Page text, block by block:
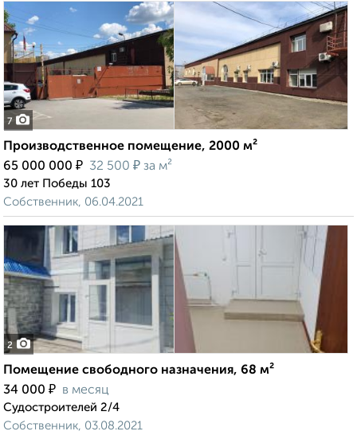
7
Производственное помещение, 2000 м²
65 000 000 ₽ 32 500 ₽ за м²
30 лет Победы 103
Собственник, 06.04.2021
2
Помещение свободного назначения, 68 м²
34 000 ₽ в месяц
Судостроителей 2/4
Собственник, 03.08.2021